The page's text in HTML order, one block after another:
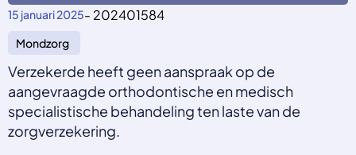
Nieuws
Casussen
Vacatures
Contact
Select a language
15 januari 2025- 202401584
Mondzorg
Verzekerde heeft geen aanspraak op de
aangevraagde orthodontische en medisch
specialistische behandeling ten laste van de
zorgverzekering.